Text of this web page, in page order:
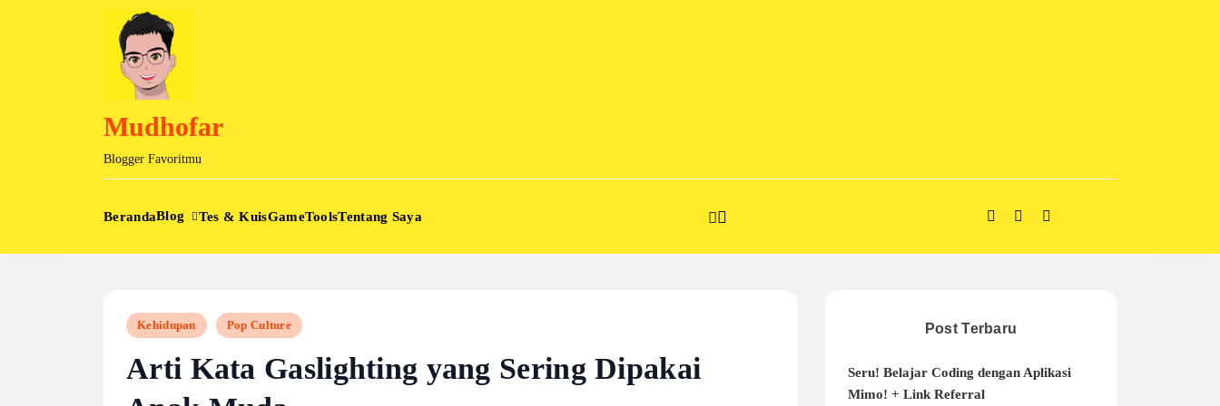
Mudhofar
Blogger Favoritmu
BerandaBlog Tes & KuisGameToolsTentang Saya
Kehidupan Pop Culture
Arti Kata Gaslighting yang Sering Dipakai
Post Terbaru
Seru! Belajar Coding dengan Aplikasi
Mimo! + Link Referral